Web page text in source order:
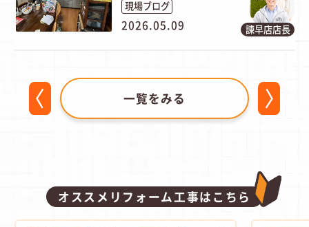
現場ブログ
2026.05.09 諫早店店長
一覧をみる
オススメリフォーム工事はこちら